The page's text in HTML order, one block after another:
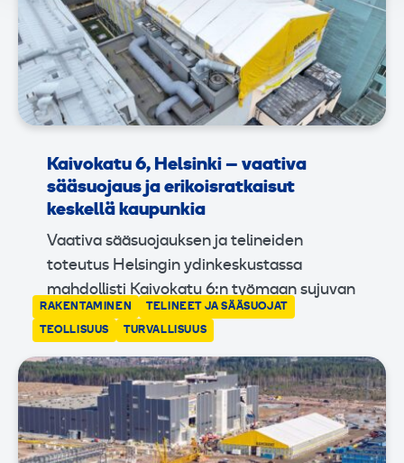
Kaivokatu 6, Helsinki – vaativa
sääsuojaus ja erikoisratkaisut
keskellä kaupunkia
Vaativa sääsuojauksen ja telineiden
toteutus Helsingin ydinkeskustassa
mahdollisti Kaivokatu 6:n työmaan sujuvan
RAKENTAMINEN TELINEET JA SÄÄSUOJAT
TEOLLISUUS TURVALLISUUS